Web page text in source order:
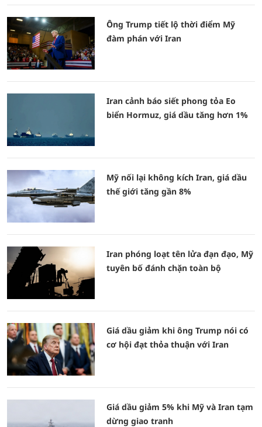
Ông Trump tiết lộ thời điểm Mỹ
đàm phán với Iran
Iran cảnh báo siết phong tỏa Eo
biển Hormuz, giá dầu tăng hơn 1%
Mỹ nối lại không kích Iran, giá dầu
thế giới tăng gần 8%
Iran phóng loạt tên lửa đạn đạo, Mỹ
tuyên bố đánh chặn toàn bộ
Giá dầu giảm khi ông Trump nói có
cơ hội đạt thỏa thuận với Iran
Giá dầu giảm 5% khi Mỹ và Iran tạm
dừng giao tranh